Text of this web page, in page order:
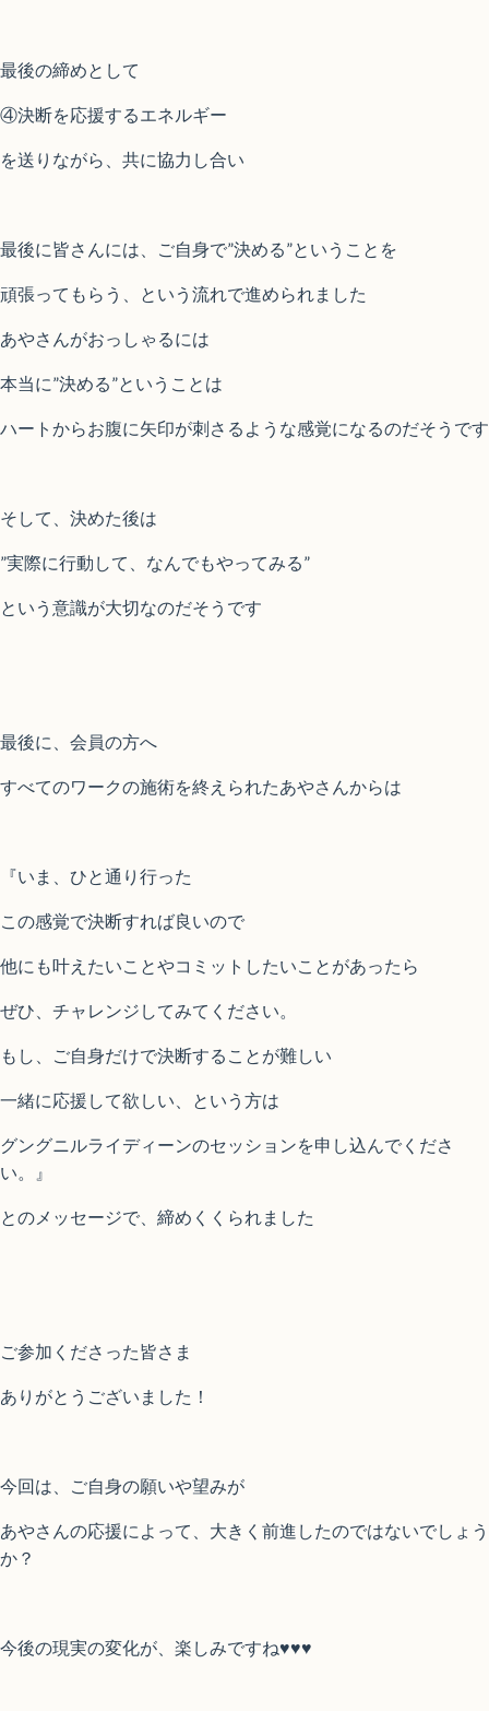
最後の締めとして
④決断を応援するエネルギー
を送りながら、共に協力し合い
最後に皆さんには、ご自身で”決める”ということを
頑張ってもらう、という流れで進められました
あやさんがおっしゃるには
本当に”決める”ということは
ハートからお腹に矢印が刺さるような感覚になるのだそうです
そして、決めた後は
”実際に行動して、なんでもやってみる”
という意識が大切なのだそうです
最後に、会員の方へ
すべてのワークの施術を終えられたあやさんからは
『いま、ひと通り行った
この感覚で決断すれば良いので
他にも叶えたいことやコミットしたいことがあったら
ぜひ、チャレンジしてみてください。
もし、ご自身だけで決断することが難しい
一緒に応援して欲しい、という方は
グングニルライディーンのセッションを申し込んでくださ
い。』
とのメッセージで、締めくくられました
ご参加くださった皆さま
ありがとうございました！
今回は、ご自身の願いや望みが
あやさんの応援によって、大きく前進したのではないでしょう
か？
今後の現実の変化が、楽しみですね♥♥♥